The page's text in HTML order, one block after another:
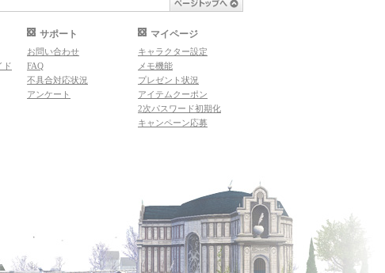
ド
サポート
お問い合わせ
FAQ
不具合対応状況
アンケート
マイページ
キャラクター設定
メモ機能
プレゼント状況
アイテムクーポン
2次パスワード初期化
キャンペーン応募